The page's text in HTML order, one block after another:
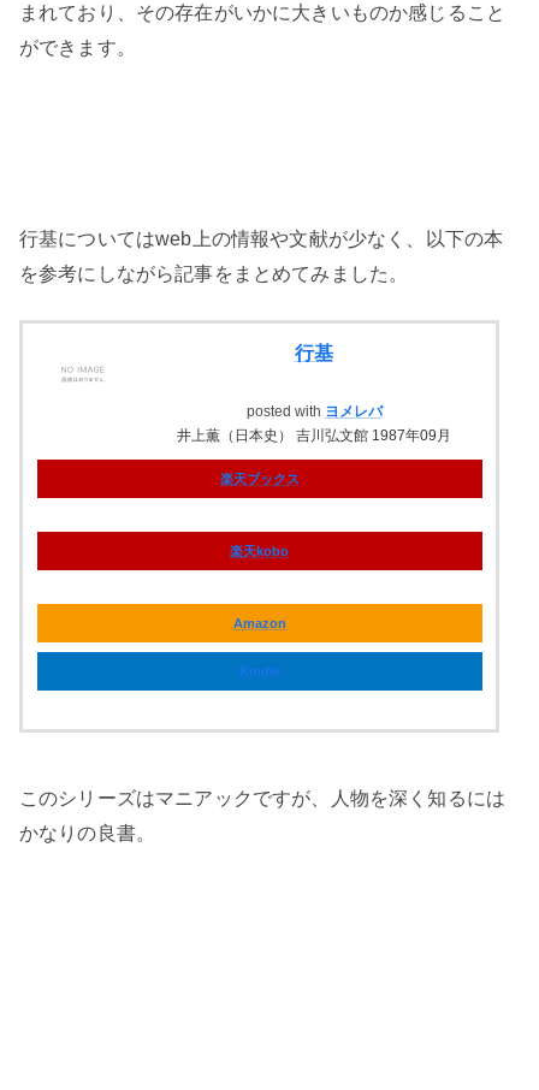
まれており、その存在がいかに大きいものか感じること
ができます。
行基についてはweb上の情報や文献が少なく、以下の本
を参考にしながら記事をまとめてみました。
行基
posted with ヨメレバ
井上薫（日本史） 吉川弘文館 1987年09月
楽天ブックス
楽天kobo
Amazon
Kindle
このシリーズはマニアックですが、人物を深く知るには
かなりの良書。